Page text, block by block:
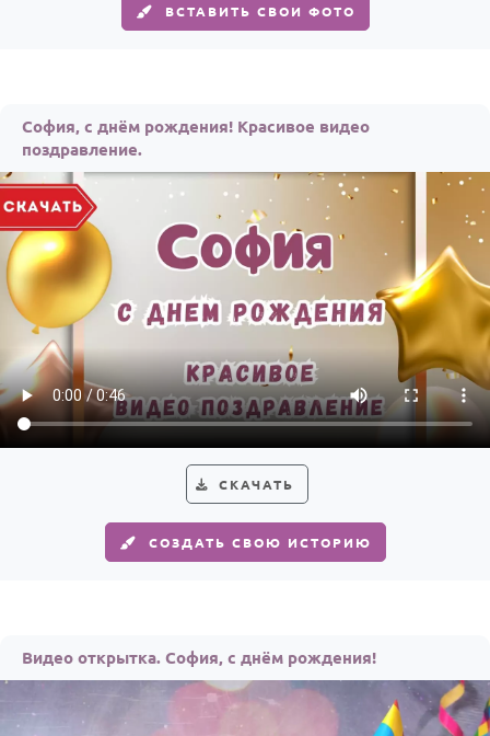
ВСТАВИТЬ СВОИ ФОТО
София, с днём рождения! Красивое видео
поздравление.
СКАЧАТЬ
СОЗДАТЬ СВОЮ ИСТОРИЮ
Видео открытка. София, с днём рождения!